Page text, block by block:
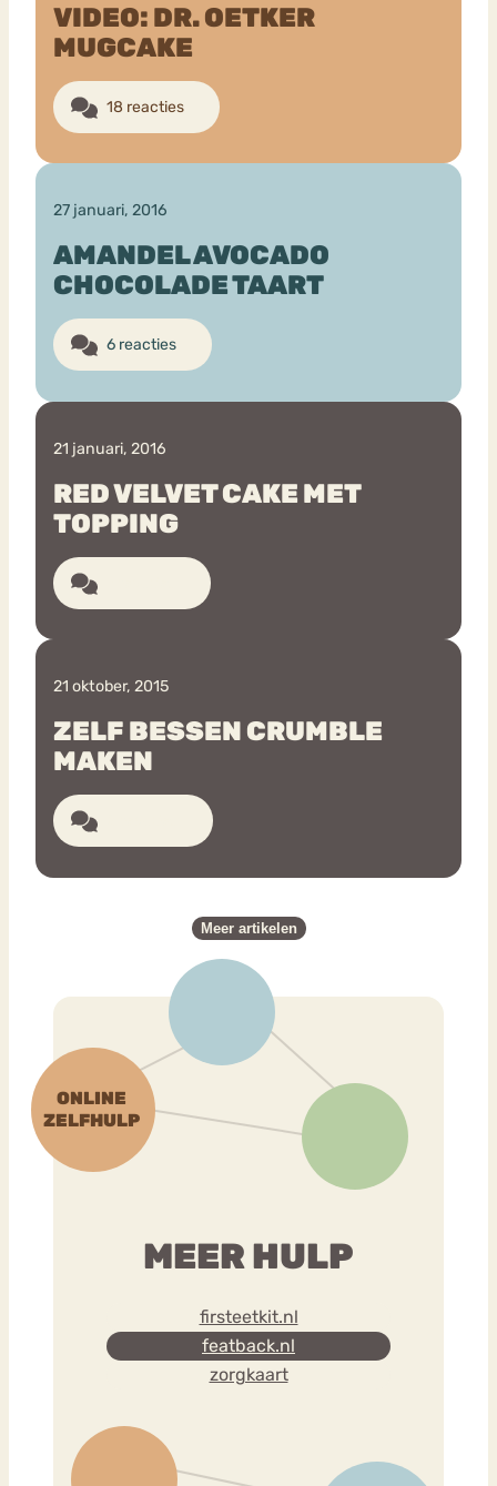
VIDEO: DR. OETKER
MUGCAKE
18 reacties
27 januari, 2016
AMANDEL AVOCADO
CHOCOLADE TAART
6 reacties
21 januari, 2016
RED VELVET CAKE MET
TOPPING
21 oktober, 2015
ZELF BESSEN CRUMBLE
MAKEN
Meer artikelen
MEER HULP
firsteetkit.nl
featback.nl
zorgkaart